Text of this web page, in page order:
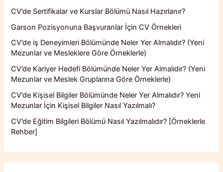
CV’de Sertifikalar ve Kurslar Bölümü Nasıl Hazırlanır?
Garson Pozisyonuna Başvuranlar İçin CV Örnekleri
CV’de iş Deneyimleri Bölümünde Neler Yer Almalıdır? (Yeni
Mezunlar ve Mesleklere Göre Örneklerle)
CV’de Kariyer Hedefi Bölümünde Neler Yer Almalıdır? (Yeni
Mezunlar ve Meslek Gruplarına Göre Örneklerle)
CV’de Kişisel Bilgiler Bölümünde Neler Yer Almalıdır? Yeni
Mezunlar İçin Kişisel Bilgiler Nasıl Yazılmalı?
CV’de Eğitim Bilgileri Bölümü Nasıl Yazılmalıdır? [Örneklerle
Rehber]